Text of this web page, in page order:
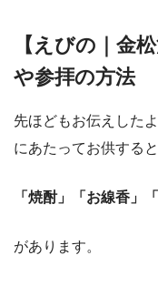
【えびの｜金
や参拝の方法
先ほどもお伝えした
にあたってお供する
「焼酎」「お線香」
があります。